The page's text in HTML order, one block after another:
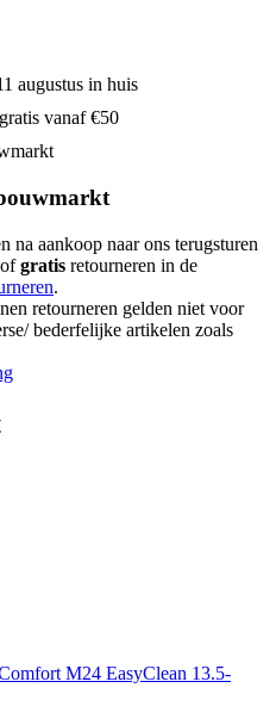
augustus in huis
vanaf €50
na aankoop naar ons terugsturen
gratis retourneren in de
.
retourneren gelden niet voor
bederfelijke artikelen zoals
M24 EasyClean 13.5-